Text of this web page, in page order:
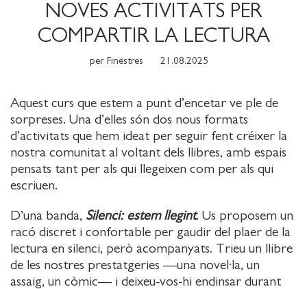
NOVES ACTIVITATS PER
COMPARTIR LA LECTURA
per Finestres 21.08.2025
Aquest curs que estem a punt d’encetar ve ple de
sorpreses. Una d’elles són dos nous formats
d’activitats que hem ideat per seguir fent créixer la
nostra comunitat al voltant dels llibres, amb espais
pensats tant per als qui llegeixen com per als qui
escriuen.
D’una banda, Silenci: estem llegint. Us proposem un
racó discret i confortable per gaudir del plaer de la
lectura en silenci, però acompanyats. Trieu un llibre
de les nostres prestatgeries —una novel·la, un
assaig, un còmic— i deixeu-vos-hi endinsar durant